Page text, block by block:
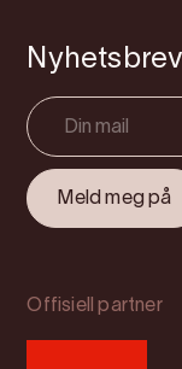
Nyhetsbrev
Offisiell partner